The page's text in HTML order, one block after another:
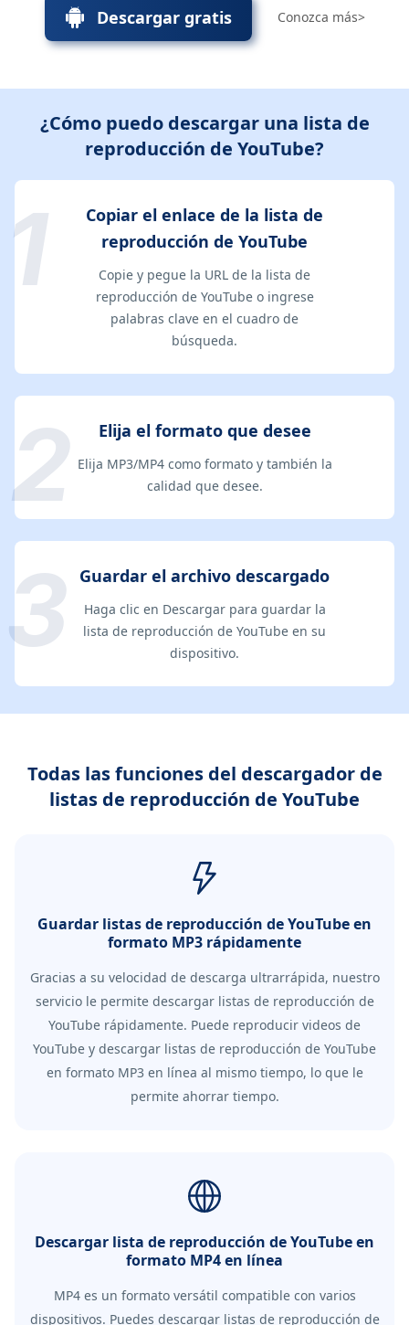
Descargar gratis Conozca más>
¿Cómo puedo descargar una lista de
reproducción de YouTube?
Copiar el enlace de la lista de
reproducción de YouTube
Copie y pegue la URL de la lista de
reproducción de YouTube o ingrese
palabras clave en el cuadro de
búsqueda.
Elija el formato que desee
Elija MP3/MP4 como formato y también la
calidad que desee.
Guardar el archivo descargado
Haga clic en Descargar para guardar la
lista de reproducción de YouTube en su
dispositivo.
Todas las funciones del descargador de
listas de reproducción de YouTube
Guardar listas de reproducción de YouTube en
formato MP3 rápidamente
Gracias a su velocidad de descarga ultrarrápida, nuestro
servicio le permite descargar listas de reproducción de
YouTube rápidamente. Puede reproducir videos de
YouTube y descargar listas de reproducción de YouTube
en formato MP3 en línea al mismo tiempo, lo que le
permite ahorrar tiempo.
Descargar lista de reproducción de YouTube en
formato MP4 en línea
MP4 es un formato versátil compatible con varios
dispositivos. Puedes descargar listas de reproducción de